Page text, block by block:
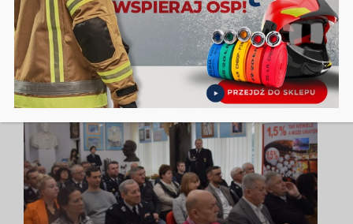
Zdjęcia: Natalia Roś Muzeum Historii Polskiego Ruchu
Ludowego